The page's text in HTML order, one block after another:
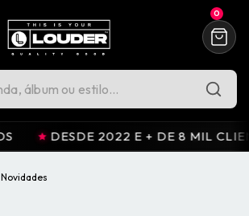
0
DESDE 2022 E + DE 8 MIL CLIENTES
Novidades